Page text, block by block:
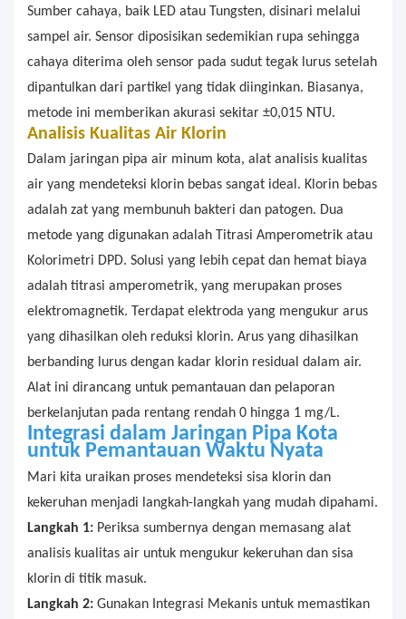
Sumber cahaya, baik LED atau Tungsten, disinari melalui
sampel air. Sensor diposisikan sedemikian rupa sehingga
cahaya diterima oleh sensor pada sudut tegak lurus setelah
dipantulkan dari partikel yang tidak diinginkan. Biasanya,
metode ini memberikan akurasi sekitar ±0,015 NTU.
Analisis Kualitas Air Klorin
Dalam jaringan pipa air minum kota, alat analisis kualitas
air yang mendeteksi klorin bebas sangat ideal. Klorin bebas
adalah zat yang membunuh bakteri dan patogen. Dua
metode yang digunakan adalah Titrasi Amperometrik atau
Kolorimetri DPD. Solusi yang lebih cepat dan hemat biaya
adalah titrasi amperometrik, yang merupakan proses
elektromagnetik. Terdapat elektroda yang mengukur arus
yang dihasilkan oleh reduksi klorin. Arus yang dihasilkan
berbanding lurus dengan kadar klorin residual dalam air.
Alat ini dirancang untuk pemantauan dan pelaporan
berkelanjutan pada rentang rendah 0 hingga 1 mg/L.
Integrasi dalam Jaringan Pipa Kota
untuk Pemantauan Waktu Nyata
Mari kita uraikan proses mendeteksi sisa klorin dan
kekeruhan menjadi langkah-langkah yang mudah dipahami.
Langkah 1: Periksa sumbernya dengan memasang alat
analisis kualitas air untuk mengukur kekeruhan dan sisa
klorin di titik masuk.
Langkah 2: Gunakan Integrasi Mekanis untuk memastikan